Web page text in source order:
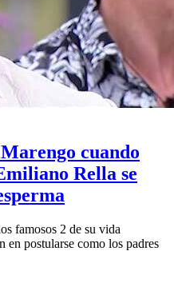
cuando
Rella se
famosos 2 de su vida
en postularse como los padres